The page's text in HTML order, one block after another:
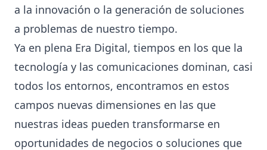
a la innovación o la generación de soluciones
a problemas de nuestro tiempo.
Ya en plena Era Digital, tiempos en los que la
tecnología y las comunicaciones dominan, casi
todos los entornos, encontramos en estos
campos nuevas dimensiones en las que
nuestras ideas pueden transformarse en
oportunidades de negocios o soluciones que